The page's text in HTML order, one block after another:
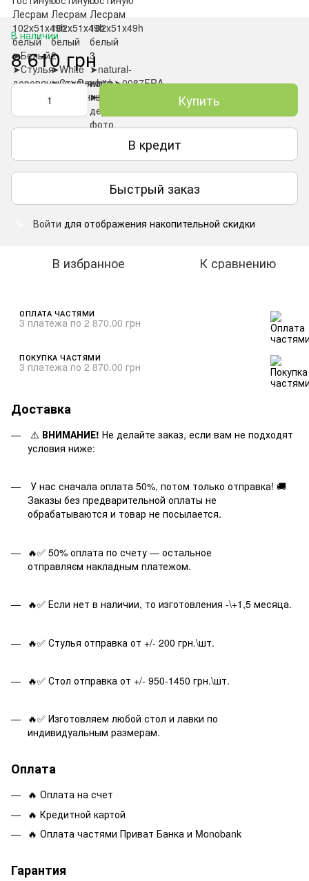
В наличии
8 610 грн
Купить
В кредит
Быстрый заказ
Войти для отображения накопительной скидки
В избранное К сравнению
ОПЛАТА ЧАСТЯМИ
3 платежа по 2 870.00 грн
ПОКУПКА ЧАСТЯМИ
3 платежа по 2 870.00 грн
Доставка
⚠️ ВНИМАНИЕ! Не делайте заказ, если вам не подходят
условия ниже:
У нас сначала оплата 50%, потом только отправка! 🚚
Заказы без предварительной оплаты не
обрабатываются и товар не посылается.
🔥✅ 50% оплата по счету — остальное
отправляєм накладным платежом.
🔥✅ Если нет в наличии, то изготовления -\+1,5 месяца.
🔥✅ Стулья отправка от +/- 200 грн.\шт.
🔥✅ Стол отправка от +/- 950-1450 грн.\шт.
🔥✅ Изготовляем любой стол и лавки по
индивидуальным размерам.
Оплата
🔥 Оплата на счет
🔥 Кредитной картой
🔥 Оплата частями Приват Банка и Monobank
Гарантия